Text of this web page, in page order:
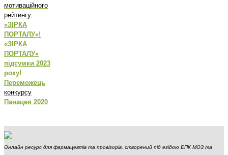
мотиваційного
рейтингу,
«ЗІРКА
ПОРТАЛУ»!
«ЗІРКА
ПОРТАЛУ»
підсумки 2023
року!
Переможець
конкурсу
Панацея 2020
Онлайн ресурс для фармацевтів та провізорів, створений під егідою ЕПК МОЗ та